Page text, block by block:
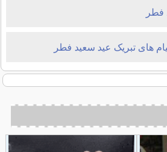
فطر
های تبریک عید سعید فطر